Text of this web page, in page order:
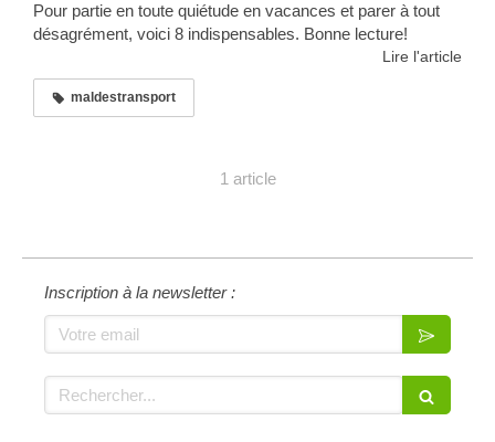
Pour partie en toute quiétude en vacances et parer à tout
désagrément, voici 8 indispensables. Bonne lecture!
Lire l'article
maldestransport
1 article
Inscription à la newsletter :
Votre email
Rechercher